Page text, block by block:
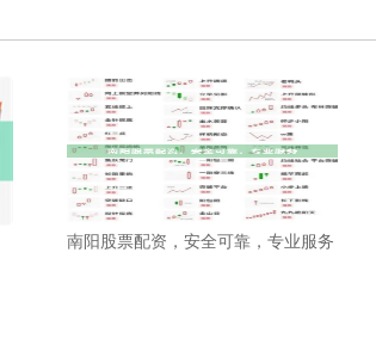
南阳股票配资，安全可靠，专业服务